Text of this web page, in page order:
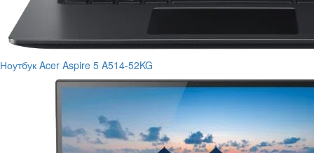
Ноутбук Acer Aspire 5 A514-52KG